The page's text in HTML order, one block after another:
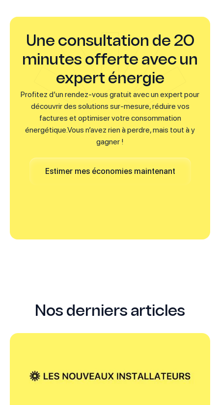
Une consultation de 20
minutes offerte avec un
expert énergie
Profitez d’un rendez-vous gratuit avec un expert pour
découvrir des solutions sur-mesure, réduire vos
factures et optimiser votre consommation
énergétique.Vous n’avez rien à perdre, mais tout à y
gagner !
Estimer mes économies maintenant
Nos derniers articles